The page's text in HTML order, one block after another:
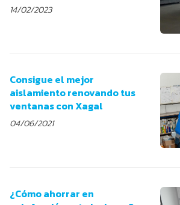
14/02/2023
Consigue el mejor
aislamiento renovando tus
ventanas con Xagal
04/06/2021
¿Cómo ahorrar en